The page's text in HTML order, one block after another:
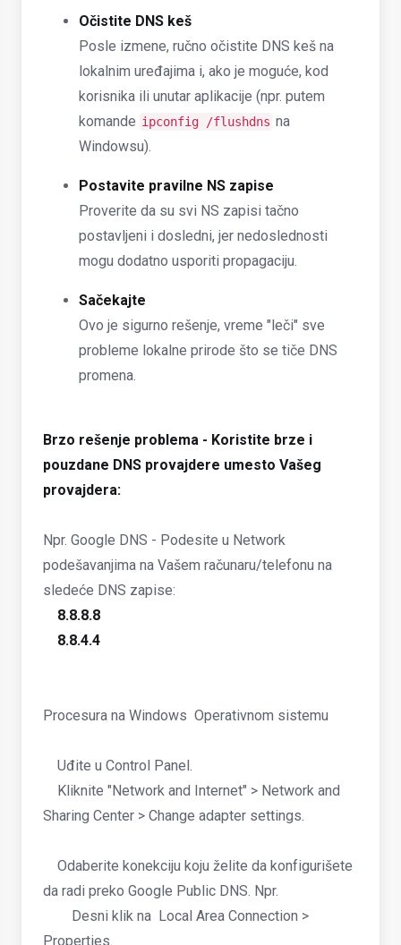
Očistite DNS keš
Posle izmene, ručno očistite DNS keš na
lokalnim uređajima i, ako je moguće, kod
korisnika ili unutar aplikacije (npr. putem
komande ipconfig /flushdns na
Windowsu).
Postavite pravilne NS zapise
Proverite da su svi NS zapisi tačno
postavljeni i dosledni, jer nedoslednosti
mogu dodatno usporiti propagaciju.
Sačekajte
Ovo je sigurno rešenje, vreme "leči" sve
probleme lokalne prirode što se tiče DNS
promena.
Brzo rešenje problema - Koristite brze i
pouzdane DNS provajdere umesto Vašeg
provajdera:
Npr. Google DNS - Podesite u Network
podešavanjima na Vašem računaru/telefonu na
sledeće DNS zapise:
8.8.8.8
8.8.4.4
Procesura na Windows Operativnom sistemu
Uđite u Control Panel.
Kliknite "Network and Internet" > Network and
Sharing Center > Change adapter settings.
Odaberite konekciju koju želite da konfigurišete
da radi preko Google Public DNS. Npr.
Desni klik na Local Area Connection >
Properties.